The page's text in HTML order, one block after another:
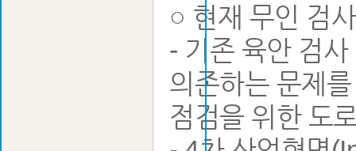
○ 현재 무인
- 기존 육안 검
의존하는 문제
점검을 위한 도